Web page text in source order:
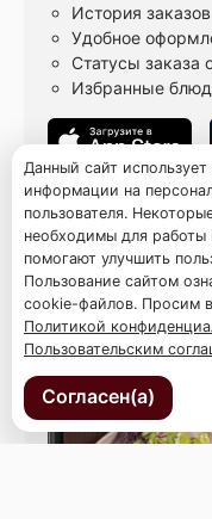
История заказов
Удобное
Статусы заказа
Избранные
Данный сайт
информации на
пользователя.
необходимы для работы
помогают улучшить
Пользование сайтом
cookie-файлов. Просим
Политикой
Пользовательским
Согласен(а)